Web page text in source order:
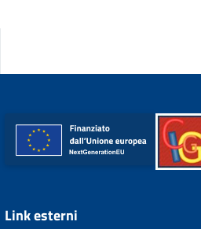
Link esterni